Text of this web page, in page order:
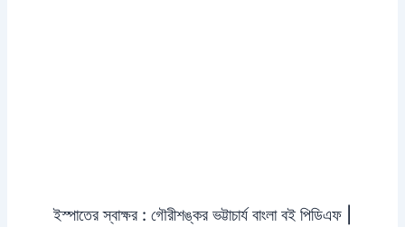
ইস্পাতের স্বাক্ষর : গৌরীশঙ্কর ভট্টাচার্য বাংলা বই পিডিএফ |